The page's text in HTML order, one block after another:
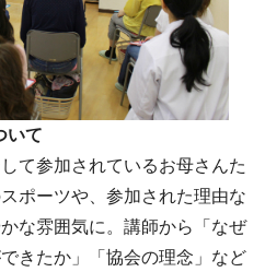
いて
て参加されているお母さんた
ポーツや、参加された理由な
な雰囲気に。講師から「なぜ
きたか」「協会の理念」など